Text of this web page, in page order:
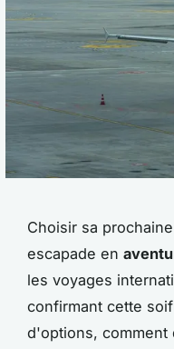
Choisir sa
escapade en
les voyages
confirmant cette
d'options, comment